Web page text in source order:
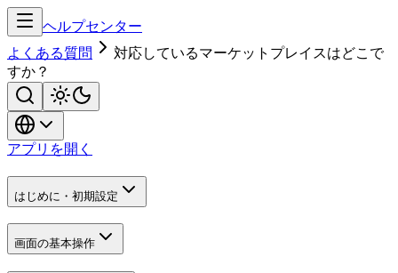
ヘルプセンター
よくある質問
対応しているマーケットプレイスはどこで
すか？
アプリを開く
はじめに・初期設定
画面の基本操作